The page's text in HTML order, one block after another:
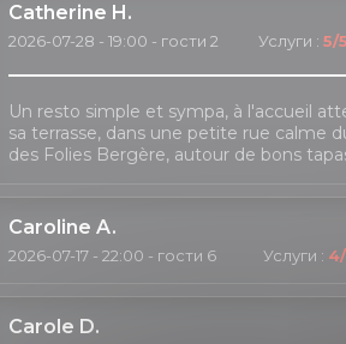
Catherine H
2026-07-28 - 19:00 - гости 2 Услуги : 5/5
Un resto simple et sympa, à l'accueil
sa terrasse, dans une petite rue calme
des Folies Bergère, autour de bons
Caroline A
2026-07-17 - 22:00 - гости 6 Услуги : 4
Carole D